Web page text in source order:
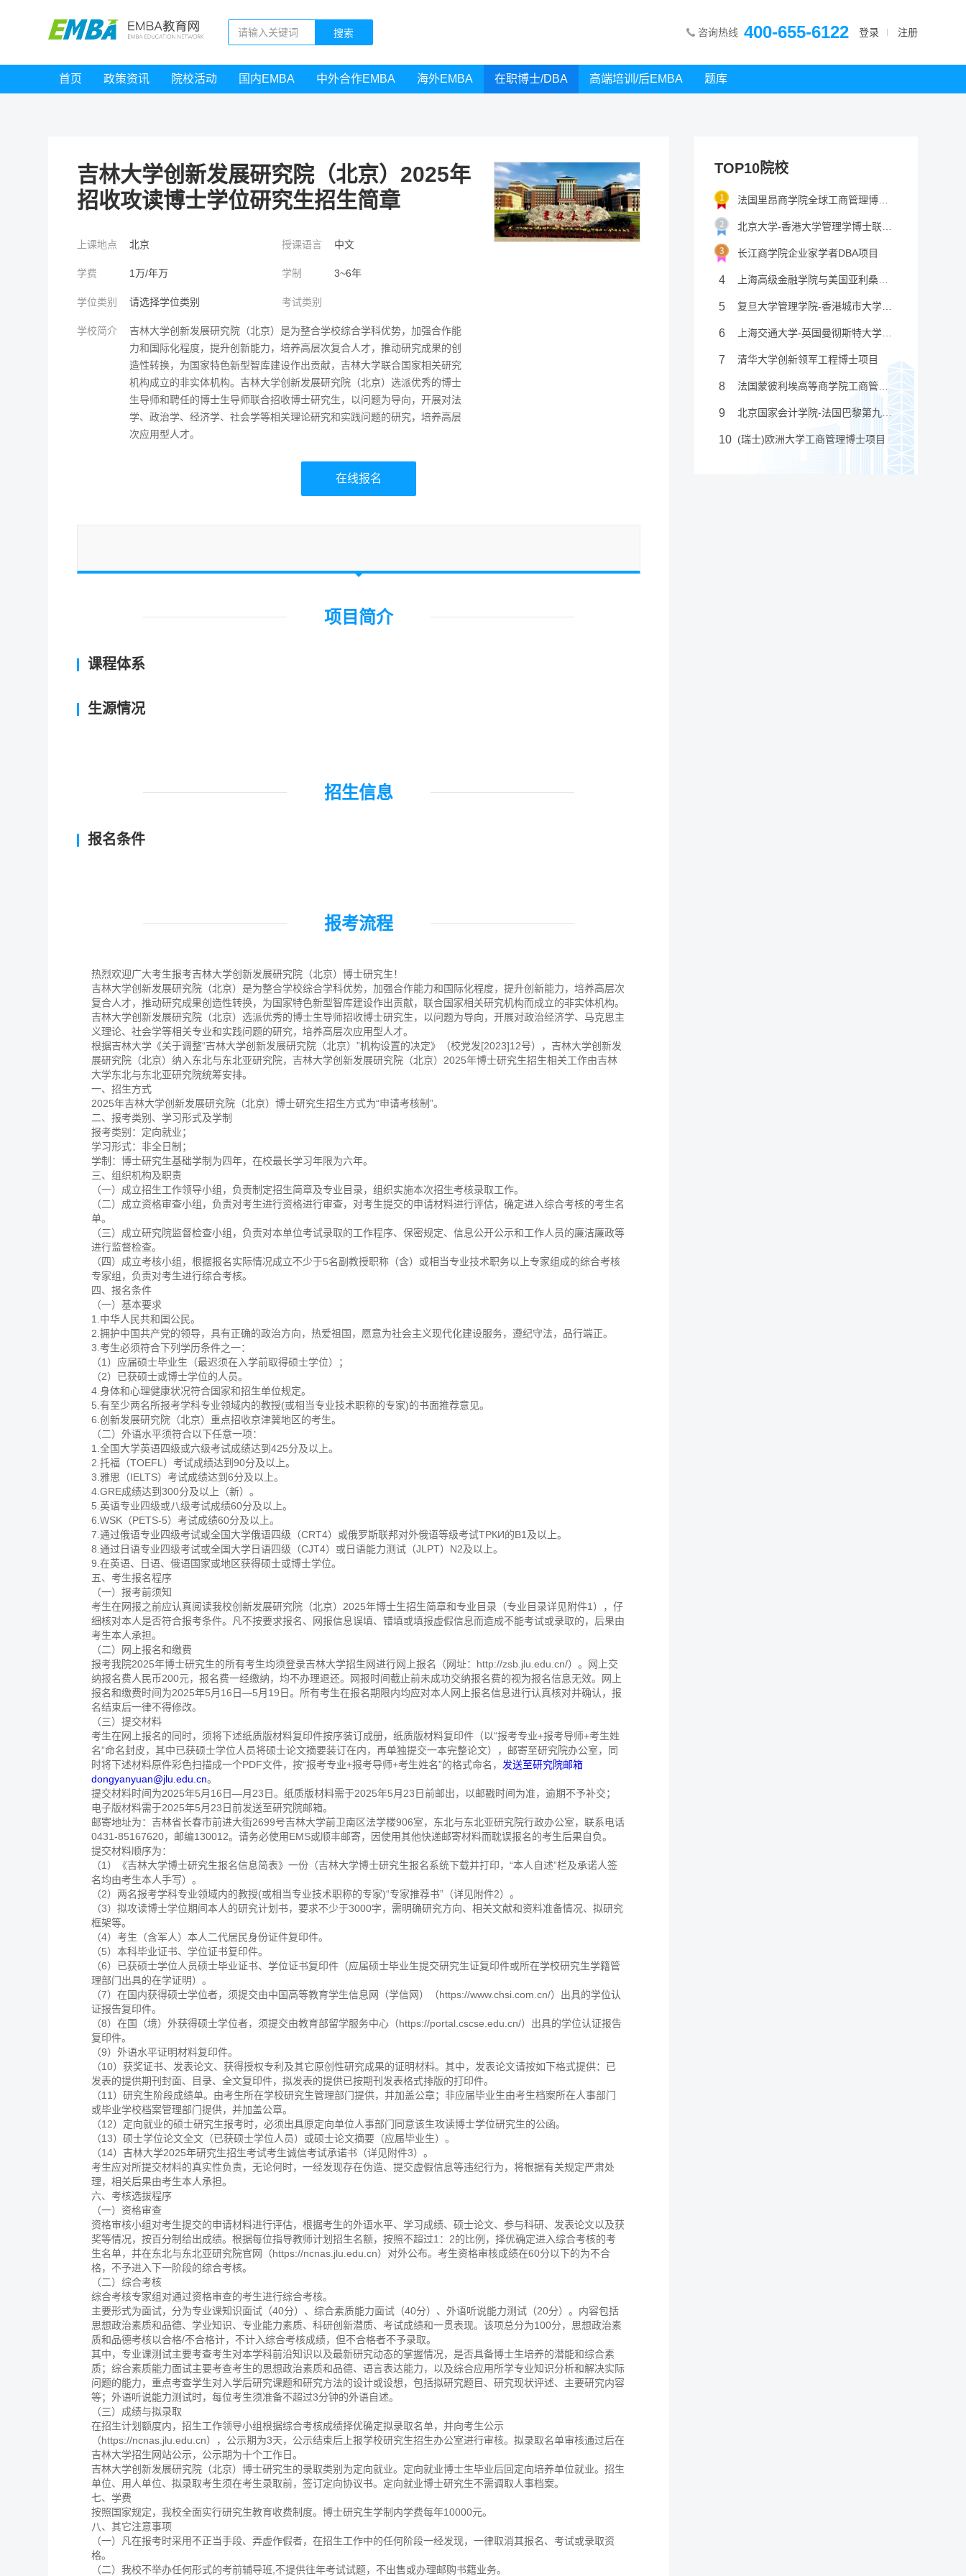
咨询热线 400-655-6122 登录 注册
首页 政策资讯 院校活动 国内EMBA 中外合作EMBA 海外EMBA 在职博士/DBA 高端培训/后EMBA 题库
吉林大学创新发展研究院（北京）2025年
招收攻读博士学位研究生招生简章
上课地点 北京 授课语言 中文
学费 1万/年万 学制 3~6年
学位类别 请选择学位类别 考试类别
学校简介
吉林大学创新发展研究院（北京）是为整合学校综合学科优势，加强合作能
力和国际化程度，提升创新能力，培养高层次复合人才，推动研究成果的创
造性转换，为国家特色新型智库建设作出贡献，吉林大学联合国家相关研究
机构成立的非实体机构。吉林大学创新发展研究院（北京）选派优秀的博士
生导师和聘任的博士生导师联合招收博士研究生，以问题为导向，开展对法
学、政治学、经济学、社会学等相关理论研究和实践问题的研究，培养高层
次应用型人才。
在线报名
项目简介
课程体系
生源情况
招生信息
报名条件
报考流程
热烈欢迎广大考生报考吉林大学创新发展研究院（北京）博士研究生！
吉林大学创新发展研究院（北京）是为整合学校综合学科优势，加强合作能力和国际化程度，提升创新能力，培养高层次
复合人才，推动研究成果创造性转换，为国家特色新型智库建设作出贡献，联合国家相关研究机构而成立的非实体机构。
吉林大学创新发展研究院（北京）选派优秀的博士生导师招收博士研究生，以问题为导向，开展对政治经济学、马克思主
义理论、社会学等相关专业和实践问题的研究，培养高层次应用型人才。
根据吉林大学《关于调整“吉林大学创新发展研究院（北京）”机构设置的决定》（校党发[2023]12号），吉林大学创新发
展研究院（北京）纳入东北与东北亚研究院，吉林大学创新发展研究院（北京）2025年博士研究生招生相关工作由吉林
大学东北与东北亚研究院统筹安排。
一、招生方式
2025年吉林大学创新发展研究院（北京）博士研究生招生方式为“申请考核制”。
二、报考类别、学习形式及学制
报考类别：定向就业；
学习形式：非全日制；
学制：博士研究生基础学制为四年，在校最长学习年限为六年。
三、组织机构及职责
（一）成立招生工作领导小组，负责制定招生简章及专业目录，组织实施本次招生考核录取工作。
（二）成立资格审查小组，负责对考生进行资格进行审查，对考生提交的申请材料进行评估，确定进入综合考核的考生名
单。
（三）成立研究院监督检查小组，负责对本单位考试录取的工作程序、保密规定、信息公开公示和工作人员的廉洁廉政等
进行监督检查。
（四）成立考核小组，根据报名实际情况成立不少于5名副教授职称（含）或相当专业技术职务以上专家组成的综合考核
专家组，负责对考生进行综合考核。
四、报名条件
（一）基本要求
1.中华人民共和国公民。
2.拥护中国共产党的领导，具有正确的政治方向，热爱祖国，愿意为社会主义现代化建设服务，遵纪守法，品行端正。
3.考生必须符合下列学历条件之一：
（1）应届硕士毕业生（最迟须在入学前取得硕士学位）；
（2）已获硕士或博士学位的人员。
4.身体和心理健康状况符合国家和招生单位规定。
5.有至少两名所报考学科专业领域内的教授(或相当专业技术职称的专家)的书面推荐意见。
6.创新发展研究院（北京）重点招收京津冀地区的考生。
（二）外语水平须符合以下任意一项：
1.全国大学英语四级或六级考试成绩达到425分及以上。
2.托福（TOEFL）考试成绩达到90分及以上。
3.雅思（IELTS）考试成绩达到6分及以上。
4.GRE成绩达到300分及以上（新）。
5.英语专业四级或八级考试成绩60分及以上。
6.WSK（PETS-5）考试成绩60分及以上。
7.通过俄语专业四级考试或全国大学俄语四级（CRT4）或俄罗斯联邦对外俄语等级考试ТРКИ的B1及以上。
8.通过日语专业四级考试或全国大学日语四级（CJT4）或日语能力测试（JLPT）N2及以上。
9.在英语、日语、俄语国家或地区获得硕士或博士学位。
五、考生报名程序
（一）报考前须知
考生在网报之前应认真阅读我校创新发展研究院（北京）2025年博士生招生简章和专业目录（专业目录详见附件1），仔
细核对本人是否符合报考条件。凡不按要求报名、网报信息误填、错填或填报虚假信息而造成不能考试或录取的，后果由
考生本人承担。
（二）网上报名和缴费
报考我院2025年博士研究生的所有考生均须登录吉林大学招生网进行网上报名（网址：http://zsb.jlu.edu.cn/）。网上交
纳报名费人民币200元，报名费一经缴纳，均不办理退还。网报时间截止前未成功交纳报名费的视为报名信息无效。网上
报名和缴费时间为2025年5月16日—5月19日。所有考生在报名期限内均应对本人网上报名信息进行认真核对并确认，报
名结束后一律不得修改。
（三）提交材料
考生在网上报名的同时，须将下述纸质版材料复印件按序装订成册，纸质版材料复印件（以“报考专业+报考导师+考生姓
名”命名封皮，其中已获硕士学位人员将硕士论文摘要装订在内，再单独提交一本完整论文），邮寄至研究院办公室，同
时将下述材料原件彩色扫描成一个PDF文件，按“报考专业+报考导师+考生姓名”的格式命名， 发送至研究院邮箱
dongyanyuan@jlu.edu.cn。
提交材料时间为2025年5月16日—月23日。纸质版材料需于2025年5月23日前邮出，以邮戳时间为准，逾期不予补交；
电子版材料需于2025年5月23日前发送至研究院邮箱。
邮寄地址为：吉林省长春市前进大街2699号吉林大学前卫南区法学楼906室，东北与东北亚研究院行政办公室，联系电话
0431-85167620，邮编130012。请务必使用EMS或顺丰邮寄，因使用其他快递邮寄材料而耽误报名的考生后果自负。
提交材料顺序为：
（1）《吉林大学博士研究生报名信息简表》一份（吉林大学博士研究生报名系统下载并打印，“本人自述”栏及承诺人签
名均由考生本人手写）。
（2）两名报考学科专业领域内的教授(或相当专业技术职称的专家)“专家推荐书”（详见附件2）。
（3）拟攻读博士学位期间本人的研究计划书，要求不少于3000字，需明确研究方向、相关文献和资料准备情况、拟研究
框架等。
（4）考生（含军人）本人二代居民身份证件复印件。
（5）本科毕业证书、学位证书复印件。
（6）已获硕士学位人员硕士毕业证书、学位证书复印件（应届硕士毕业生提交研究生证复印件或所在学校研究生学籍管
理部门出具的在学证明）。
（7）在国内获得硕士学位者，须提交由中国高等教育学生信息网（学信网）（https://www.chsi.com.cn/）出具的学位认
证报告复印件。
（8）在国（境）外获得硕士学位者，须提交由教育部留学服务中心（https://portal.cscse.edu.cn/）出具的学位认证报告
复印件。
（9）外语水平证明材料复印件。
（10）获奖证书、发表论文、获得授权专利及其它原创性研究成果的证明材料。其中，发表论文请按如下格式提供：已
发表的提供期刊封面、目录、全文复印件，拟发表的提供已按期刊发表格式排版的打印件。
（11）研究生阶段成绩单。由考生所在学校研究生管理部门提供，并加盖公章；非应届毕业生由考生档案所在人事部门
或毕业学校档案管理部门提供，并加盖公章。
（12）定向就业的硕士研究生报考时，必须出具原定向单位人事部门同意该生攻读博士学位研究生的公函。
（13）硕士学位论文全文（已获硕士学位人员）或硕士论文摘要（应届毕业生）。
（14）吉林大学2025年研究生招生考试考生诚信考试承诺书（详见附件3）。
考生应对所提交材料的真实性负责，无论何时，一经发现存在伪造、提交虚假信息等违纪行为，将根据有关规定严肃处
理，相关后果由考生本人承担。
六、考核选拔程序
（一）资格审查
资格审核小组对考生提交的申请材料进行评估，根据考生的外语水平、学习成绩、硕士论文、参与科研、发表论文以及获
奖等情况，按百分制给出成绩。根据每位指导教师计划招生名额，按照不超过1：2的比例，择优确定进入综合考核的考
生名单，并在东北与东北亚研究院官网（https://ncnas.jlu.edu.cn）对外公布。考生资格审核成绩在60分以下的为不合
格，不予进入下一阶段的综合考核。
（二）综合考核
综合考核专家组对通过资格审查的考生进行综合考核。
主要形式为面试，分为专业课知识面试（40分）、综合素质能力面试（40分）、外语听说能力测试（20分）。内容包括
思想政治素质和品德、学业知识、专业能力素质、科研创新潜质、考试成绩和一贯表现。该项总分为100分，思想政治素
质和品德考核以合格/不合格计，不计入综合考核成绩，但不合格者不予录取。
其中，专业课测试主要考查考生对本学科前沿知识以及最新研究动态的掌握情况，是否具备博士生培养的潜能和综合素
质；综合素质能力面试主要考查考生的思想政治素质和品德、语言表达能力，以及综合应用所学专业知识分析和解决实际
问题的能力，重点考查学生对入学后研究课题和研究方法的设计或设想，包括拟研究题目、研究现状评述、主要研究内容
等；外语听说能力测试时，每位考生须准备不超过3分钟的外语自述。
（三）成绩与拟录取
在招生计划额度内，招生工作领导小组根据综合考核成绩择优确定拟录取名单，并向考生公示
（https://ncnas.jlu.edu.cn），公示期为3天，公示结束后上报学校研究生招生办公室进行审核。拟录取名单审核通过后在
吉林大学招生网站公示，公示期为十个工作日。
吉林大学创新发展研究院（北京）博士研究生的录取类别为定向就业。定向就业博士生毕业后回定向培养单位就业。招生
单位、用人单位、拟录取考生须在考生录取前，签订定向协议书。定向就业博士研究生不需调取人事档案。
七、学费
按照国家规定，我校全面实行研究生教育收费制度。博士研究生学制内学费每年10000元。
八、其它注意事项
（一）凡在报考时采用不正当手段、弄虚作假者，在招生工作中的任何阶段一经发现，一律取消其报名、考试或录取资
格。
（二）我校不举办任何形式的考前辅导班,不提供往年考试试题，不出售或办理邮购书籍业务。
TOP10院校
法国里昂商学院全球工商管理博士项目
北京大学-香港大学管理学博士联合培养项目
长江商学院企业家学者DBA项目
4 上海高级金融学院与美国亚利桑州立大学全球金融工商管理博士学位项目
5 复旦大学管理学院-香港城市大学商学院工商管理博士项目
6 上海交通大学-英国曼彻斯特大学管理学博士学位教育项目
7 清华大学创新领军工程博士项目
8 法国蒙彼利埃高等商学院工商管理博士项目
9 北京国家会计学院-法国巴黎第九大学高级工商管理博士项目
10 (瑞士)欧洲大学工商管理博士项目